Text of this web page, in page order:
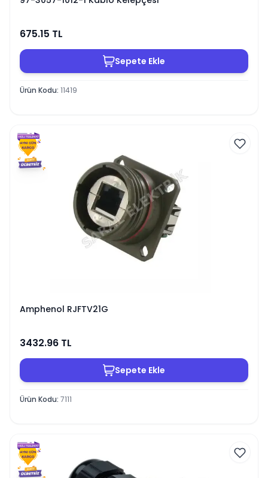
675.15 TL
Sepete Ekle
Ürün Kodu: 11419
Amphenol RJFTV21G
3432.96 TL
Sepete Ekle
Ürün Kodu: 7111